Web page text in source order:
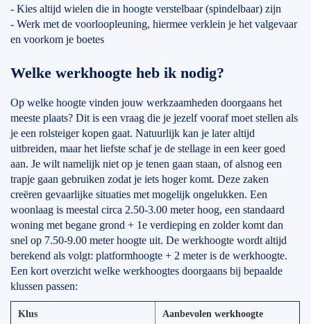
- Kies altijd wielen die in hoogte verstelbaar (spindelbaar) zijn
- Werk met de voorloopleuning, hiermee verklein je het valgevaar
en voorkom je boetes
Welke werkhoogte heb ik nodig?
Op welke hoogte vinden jouw werkzaamheden doorgaans het
meeste plaats? Dit is een vraag die je jezelf vooraf moet stellen als
je een rolsteiger kopen gaat. Natuurlijk kan je later altijd
uitbreiden, maar het liefste schaf je de stellage in een keer goed
aan. Je wilt namelijk niet op je tenen gaan staan, of alsnog een
trapje gaan gebruiken zodat je iets hoger komt. Deze zaken
creëren gevaarlijke situaties met mogelijk ongelukken. Een
woonlaag is meestal circa 2.50-3.00 meter hoog, een standaard
woning met begane grond + 1e verdieping en zolder komt dan
snel op 7.50-9.00 meter hoogte uit. De werkhoogte wordt altijd
berekend als volgt: platformhoogte + 2 meter is de werkhoogte.
Een kort overzicht welke werkhoogtes doorgaans bij bepaalde
klussen passen:
Klus Aanbevolen werkhoogte